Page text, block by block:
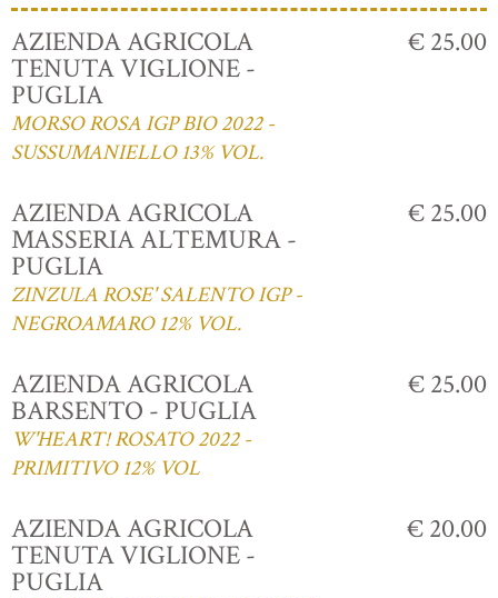
AZIENDA AGRICOLA
TENUTA VIGLIONE -
PUGLIA
MORSO ROSA IGP BIO 2022 -
SUSSUMANIELLO 13% VOL.
€ 25.00
AZIENDA AGRICOLA
MASSERIA ALTEMURA -
PUGLIA
ZINZULA ROSE' SALENTO IGP -
NEGROAMARO 12% VOL.
€ 25.00
AZIENDA AGRICOLA
BARSENTO - PUGLIA
W'HEART! ROSATO 2022 -
PRIMITIVO 12% VOL
€ 25.00
AZIENDA AGRICOLA
TENUTA VIGLIONE -
PUGLIA
€ 20.00